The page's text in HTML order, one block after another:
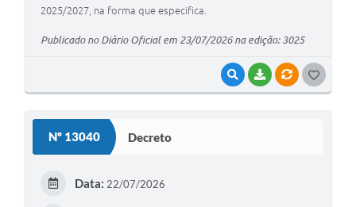
VISUALIZAR
BAIXARVÍNCULOS
2025/2027, na forma que especifica.
Publicado no Diário Oficial em 23/07/2026 na edição: 3025
Nº 13040 Decreto
Data: 22/07/2026